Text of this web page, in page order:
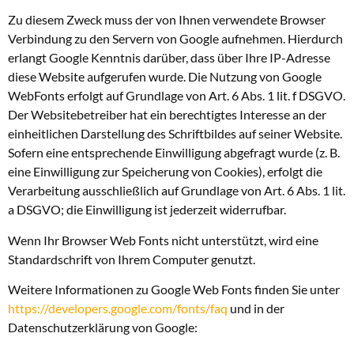
Zu diesem Zweck muss der von Ihnen verwendete Browser
Verbindung zu den Servern von Google aufnehmen. Hierdurch
erlangt Google Kenntnis darüber, dass über Ihre IP-Adresse
diese Website aufgerufen wurde. Die Nutzung von Google
WebFonts erfolgt auf Grundlage von Art. 6 Abs. 1 lit. f DSGVO.
Der Websitebetreiber hat ein berechtigtes Interesse an der
einheitlichen Darstellung des Schriftbildes auf seiner Website.
Sofern eine entsprechende Einwilligung abgefragt wurde (z. B.
eine Einwilligung zur Speicherung von Cookies), erfolgt die
Verarbeitung ausschließlich auf Grundlage von Art. 6 Abs. 1 lit.
a DSGVO; die Einwilligung ist jederzeit widerrufbar.
Wenn Ihr Browser Web Fonts nicht unterstützt, wird eine
Standardschrift von Ihrem Computer genutzt.
Weitere Informationen zu Google Web Fonts finden Sie unter
https://developers.google.com/fonts/faq und in der
Datenschutzerklärung von Google: